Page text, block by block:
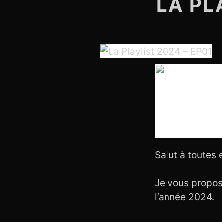
LA
Salut à toutes
Je vous
l’année 2024.